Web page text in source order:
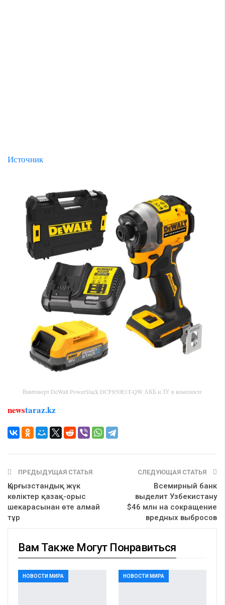
Источник
Винтоверт DeWalt PowerStack DCF850E1T-QW АКБ и ЗУ в комплекте
newstaraz.kz
ПРЕДЫДУЩАЯ СТАТЬЯ
Қырғызстандық жүк
көліктер қазақ-орыс
шекарасынан өте алмай
тұр
СЛЕДУЮЩАЯ СТАТЬЯ
Всемирный банк
выделит Узбекистану
$46 млн на сокращение
вредных выбросов
Вам Также Могут Понравиться
НОВОСТИ МИРА НОВОСТИ МИРА